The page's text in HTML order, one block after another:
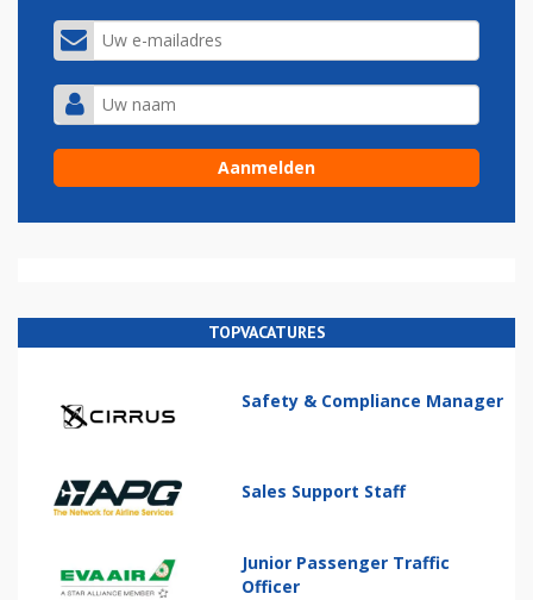
TOPVACATURES
Safety & Compliance Manager
Sales Support Staff
Junior Passenger Traffic
Officer